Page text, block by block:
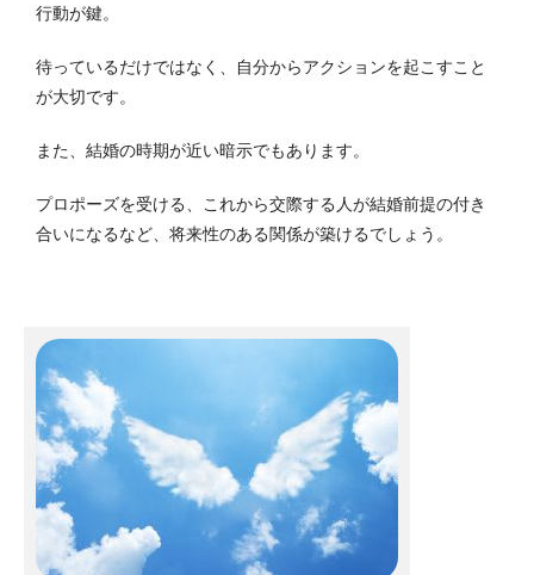
行動が鍵。
待っているだけではなく、自分からアクションを起こすこと
が大切です。
また、結婚の時期が近い暗示でもあります。
プロポーズを受ける、これから交際する人が結婚前提の付き
合いになるなど、将来性のある関係が築けるでしょう。